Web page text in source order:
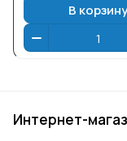
В корзину
Интернет-